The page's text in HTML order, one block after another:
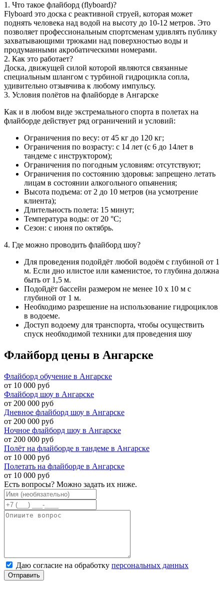
1. Что такое флайборд (flyboard)?
Flyboard это доска с реактивной струей, которая может
поднять человека над водой на высоту до 10-12 метров. Это
позволяет профессиональным спортсменам удивлять публику
захватывающими трюками над поверхностью воды и
продуманными акробатическими номерами.
2. Как это работает?
Доска, движущей силой которой являются связанные
специальным шлангом с турбиной гидроцикла сопла,
удивительно отзывчива к любому импульсу.
3. Условия полётов на флайборде в Ангарске
Как и в любом виде экстремального спорта в полетах на
флайборде действует ряд ограничений и условий:
Ограничения по весу: от 45 кг до 120 кг;
Ограничения по возрасту: с 14 лет (с 6 до 14лет в
тандеме с инструктором);
Ограничения по погодным условиям: отсутствуют;
Ограничения по состоянию здоровья: запрещено летать
лицам в состоянии алкогольного опьянения;
Высота подъема: от 2 до 10 метров (на усмотрение
клиента);
Длительность полета: 15 минут;
Температура воды: от 20 °С;
Сезон: с июня по октябрь.
4. Где можно проводить флайборд шоу?
Для проведения подойдёт любой водоём с глубиной от 1
м. Если дно илистое или каменистое, то глубина должна
быть от 1,5 м.
Подойдёт бассейн размером не менее 10 х 10 м с
глубиной от 1 м.
Необходимо разрешение на использование гидроциклов
в водоеме.
Доступ водоему для транспорта, чтобы осуществить
спуск необходимой техники для проведения шоу
Флайборд цены в Ангарске
Флайборд обучение в Ангарске
от 10 000 руб
Флайборд шоу в Ангарске
от 200 000 руб
Дневное флайборд шоу в Ангарске
от 200 000 руб
Ночное флайборд шоу в Ангарске
от 200 000 руб
Полёт на флайборде в тандеме в Ангарске
от 10 000 руб
Полетать на флайборде в Ангарске
от 10 000 руб
Есть вопросы? Можно задать их ниже.
Даю согласие на обработку персональных данных
Отправить